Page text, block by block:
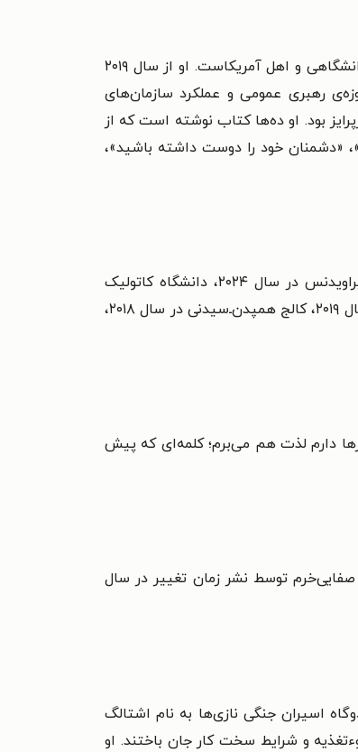
آرتور سی. بروکس (Arthur C. Brooks) که در ۲۱ مه‌ی ۱۹۶۴ متولد شده، نویسنده، استاد دانشگاه، سخنران عمومی و چهره‌ای دانشگاهی و اهل آمریکاست. او از سال ۲۰۱۹
رهبری عمومی و عملکرد سازمان‌های
بود. او ده‌ها کتاب نوشته است که از
«دشمنان خود را دوست داشته باشید»،
آرتور سی. بروکس دکتراهای افتخاری متعددی را از دانشگاه‌ها و کالج‌های مختلف دریافت کرده است که عبارتند از کالج پراویدنس در سال ۲۰۲۴، دانشگاه کاتولیک
آمریکا در سال ۲۰۲۳، کالج سنت توماس آکویناس در سال ۲۰۲۰، دانشگاه بریگم یانگ در سال ۲۰۱۹، کالج کلرمونت مک‌کنا در سال ۲۰۱۹، کالج همپدن‌ـ‌سیدنی در سال ۲۰۱۸،
دارم لذت هم می‌برم؛ کلمه‌ای که پیش
صفایی‌خرم توسط نشر
زمان تغییر‏‫ در سال
اسیران جنگی نازی‌ها به نام اشتالگ
و شرایط سخت کار جان باختند. او